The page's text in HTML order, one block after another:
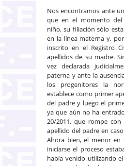
Nos encontramos ante
que en el momento del
niño, su filiación sólo
en la línea materna y,
inscrito en el Registro
apellidos de su madre.
vez declarada
paterna y ante la
los progenitores la
establece como primer
del padre y luego el
ya que aún no ha
20/2011, que rompe
apellido del padre en
Ahora bien, el menor
iniciarse el proceso
había venido utilizando